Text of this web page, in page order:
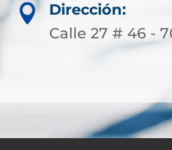

Dirección:
Calle 27 # 46 -